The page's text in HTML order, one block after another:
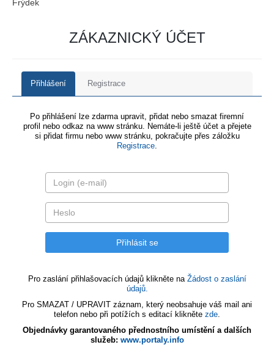
Frýdek
ZÁKAZNICKÝ ÚČET
Přihlášení Registrace
Po přihlášení lze zdarma upravit, přidat nebo smazat firemní
profil nebo odkaz na www stránku. Nemáte-li ještě účet a přejete
si přidat firmu nebo www stránku, pokračujte přes záložku
Registrace.
Pro zaslání přihlašovacích údajů klikněte na Žádost o zaslání
údajů.
Pro SMAZAT / UPRAVIT záznam, který neobsahuje váš mail ani
telefon nebo při potížích s editací klikněte zde.
Objednávky garantovaného přednostního umístění a dalších
služeb: www.portaly.info